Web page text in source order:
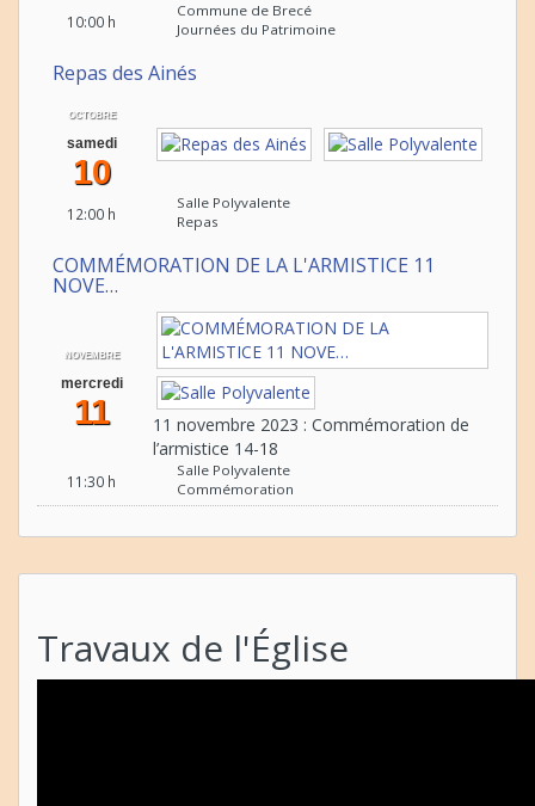
10:00 h
Commune de Brecé
Journées du Patrimoine
Repas des Ainés
OCTOBRE
samedi
10
12:00 h
Salle Polyvalente
Repas
COMMÉMORATION DE LA L'ARMISTICE 11
NOVE…
NOVEMBRE
mercredi
11
11 novembre 2023 : Commémoration de
l’armistice 14-18
11:30 h
Salle Polyvalente
Commémoration
Travaux de l'Église